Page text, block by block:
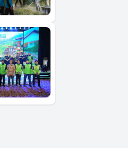
SEAMEO
BIOTROP